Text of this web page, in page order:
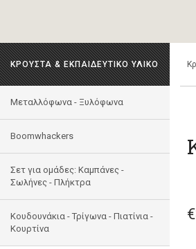
ΚΡΟΥΣΤΑ & ΕΚΠΑΙΔΕΥΤΙΚΟ ΥΛΙΚΟ
Mεταλλόφωνα - Ξυλόφωνα
Boomwhackers
Σετ για ομάδες: Καμπάνες -
Σωλήνες - Πλήκτρα
Κουδουνάκια - Τρίγωνα - Πιατίνια -
Κουρτίνα